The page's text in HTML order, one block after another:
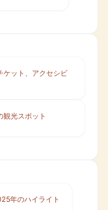
ケット、アクセシビ
観光スポット
年のハイライト